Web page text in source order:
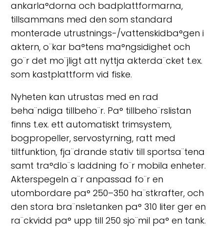
ankarla°dorna och badplattformarna,
tillsammans med den som standard
monterade utrustnings-/vattenskidba°gen i
aktern, o¨kar ba°tens ma°ngsidighet och
go¨r det mo¨jligt att nyttja akterda¨cket t.ex.
som kastplattform vid fiske.
Nyheten kan utrustas med en rad
beha¨ndiga tillbeho¨r. Pa° tillbeho¨rslistan
finns t.ex. ett automatiskt trimsystem,
bogpropeller, servostyrning, ratt med
tiltfunktion, fja¨drande stativ till sportsa¨tena
samt tra°dlo¨s laddning fo¨r mobila enheter.
Akterspegeln a¨r anpassad fo¨r en
utombordare pa° 250–350 ha¨stkrafter, och
den stora bra¨nsletanken pa° 310 liter ger en
ra¨ckvidd pa° upp till 250 sjo¨mil pa° en tank.